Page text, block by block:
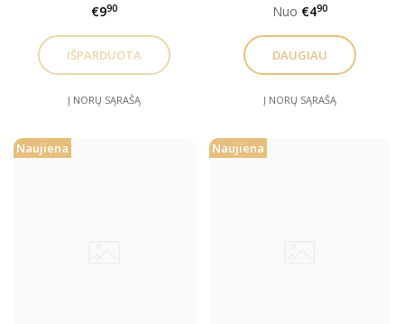
€990
Į NORŲ SĄRAŠĄ
Nuo €490
DAUGIAU
Į NORŲ SĄRAŠĄ
Naujiena Naujiena